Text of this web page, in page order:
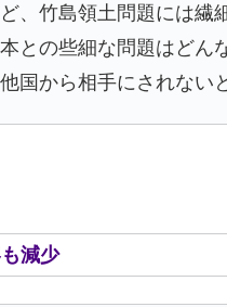
、竹島領土問題には繊
との些細な問題はど
国から相手にされない
減少